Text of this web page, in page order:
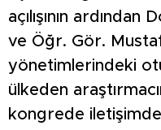
açılışının
ve Öğr. Gör.
yönetimlerindeki
ülkeden
kongrede